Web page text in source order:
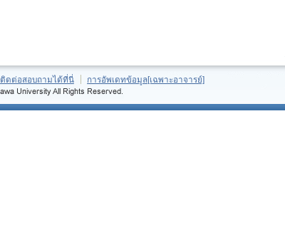
ติดต่อสอบถามได้ที่นี่ การอัพเดทข้อมูล[เฉพาะอาจารย์]